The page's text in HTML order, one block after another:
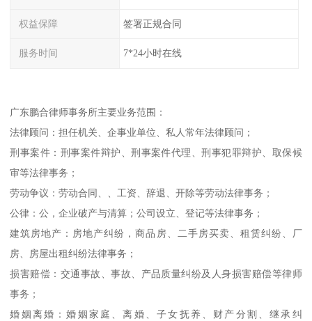
权益保障 签署正规合同
服务时间 7*24小时在线
广东鹏合律师事务所主要业务范围：
法律顾问：担任机关、企事业单位、私人常年法律顾问；
刑事案件：刑事案件辩护、刑事案件代理、刑事犯罪辩护、取保候
审等法律事务；
劳动争议：劳动合同、、工资、辞退、开除等劳动法律事务；
公律：公，企业破产与清算；公司设立、登记等法律事务；
建筑房地产：房地产纠纷，商品房、二手房买卖、租赁纠纷、厂
房、房屋出租纠纷法律事务；
损害赔偿：交通事故、事故、产品质量纠纷及人身损害赔偿等律师
事务；
婚姻离婚：婚姻家庭、离婚、子女抚养、财产分割、继承纠